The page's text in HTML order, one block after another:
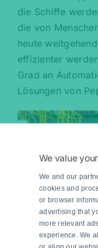
die Schiffe
die von
heute
effizienter
Grad an
Lösungen von
We value
We and our
cookies and
or browser
advertising that
more relevant
experience. We